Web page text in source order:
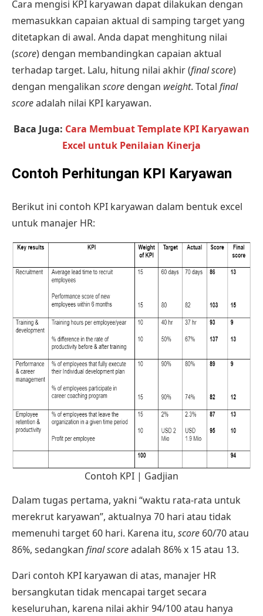
Cara mengisi KPI karyawan dapat dilakukan dengan
memasukkan capaian aktual di samping target yang
ditetapkan di awal. Anda dapat menghitung nilai
(score) dengan membandingkan capaian aktual
terhadap target. Lalu, hitung nilai akhir (final score)
dengan mengalikan score dengan weight. Total final
scoreadalah nilai KPI karyawan.
Baca Juga: Cara Membuat Template KPI Karyawan
Excel untuk Penilaian Kinerja
Contoh Perhitungan KPI Karyawan
Berikut ini contoh KPI karyawan dalam bentuk excel
untuk manajer HR:
Contoh KPI | Gadjian
Dalam tugas pertama, yakni “waktu rata-rata untuk
merekrut karyawan”, aktualnya 70 hari atau tidak
memenuhi target 60 hari. Karena itu, score 60/70 atau
86%, sedangkan final scoreadalah 86% x 15 atau 13.
Dari contoh KPI karyawan di atas, manajer HR
bersangkutan tidak mencapai target secara
keseluruhan, karena nilai akhir 94/100 atau hanya